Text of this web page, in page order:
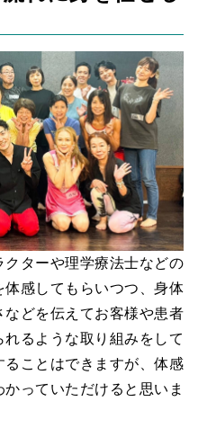
ターや理学療法士などの
感してもらいつつ、身体
どを伝えてお客様や患者
るような取り組みをして
ことはできますが、体感
っていただけると思いま